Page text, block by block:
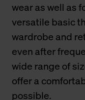
wear as well as
versatile basic
wardrobe and
even after
wide range of
offer a
possible.